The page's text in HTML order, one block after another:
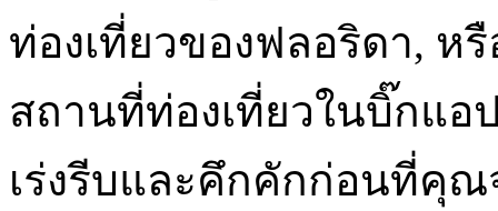
ท่องเที่ยวของฟลอริดา, ห
สถานที่ท่องเที่ยวในบิ๊กแอ
เร่งรีบและคึกคักก่อนที่คุณ